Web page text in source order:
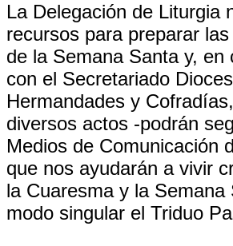
La Delegación de Liturgia
recursos para preparar
de la Semana Santa y, en
con el Secretariado
Hermandades y
diversos actos -podrán
Medios de Comunicación
que nos ayudarán a vivir
la Cuaresma y la Semana
modo singular el Triduo